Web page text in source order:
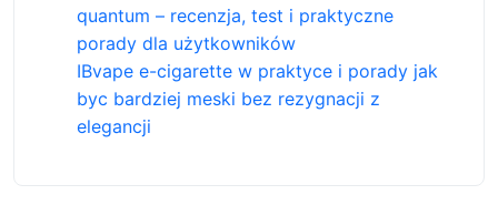
quantum – recenzja, test i praktyczne
porady dla użytkowników
IBvape e-cigarette w praktyce i porady jak
byc bardziej meski bez rezygnacji z
elegancji